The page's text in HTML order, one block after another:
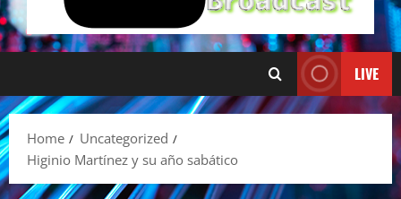
LIVE
Home
Uncategorized
Higinio Martínez y su año sabático